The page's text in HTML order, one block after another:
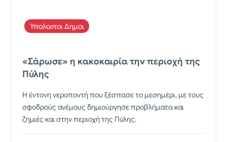
Υπολοιποι Δημοι
«Σάρωσε» η κακοκαιρία την περιοχή της
Πύλης
Η έντονη νεροποντή που ξέσπασε το μεσημέρι, με τους
σφοδρούς ανέμους δημιούργησε προβλήματα και
ζημιές και στην περιοχή της Πύλης.